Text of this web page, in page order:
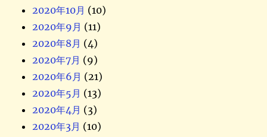
2020年10月 (10)
2020年9月 (11)
2020年8月 (4)
2020年7月 (9)
2020年6月 (21)
2020年5月 (13)
2020年4月 (3)
2020年3月 (10)